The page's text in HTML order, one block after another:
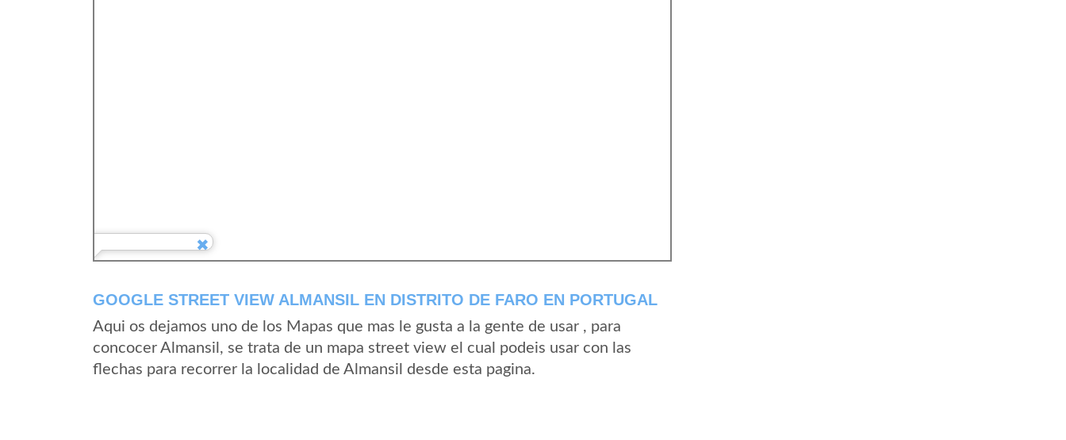
GOOGLE STREET VIEW ALMANSIL EN DISTRITO DE FARO EN PORTUGAL
Aqui os dejamos uno de los Mapas que mas le gusta a la gente de usar , para
concocer Almansil, se trata de un mapa street view el cual podeis usar con las
flechas para recorrer la localidad de Almansil desde esta pagina.